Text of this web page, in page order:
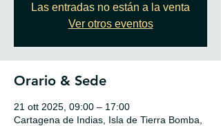
Las entradas no están a la venta
Ver otros eventos
Orario & Sede
21 ott 2025, 09:00 – 17:00
Cartagena de Indias, Isla de Tierra Bomba,